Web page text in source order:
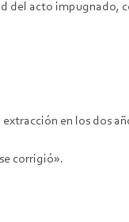
acto impugnado,
en los dos
corrigió».